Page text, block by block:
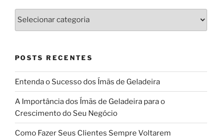
Categorias
POSTS RECENTES
Entenda o Sucesso dos Ímãs de Geladeira
A Importância dos Ímãs de Geladeira para o
Crescimento do Seu Negócio
Como Fazer Seus Clientes Sempre Voltarem